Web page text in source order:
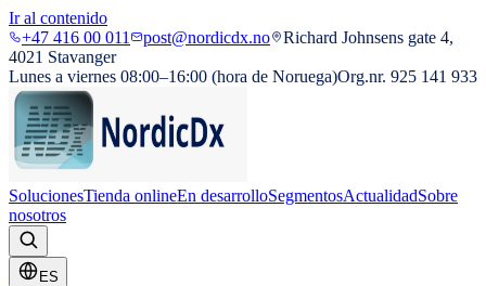
Ir al contenido
+47 416 00 011
post@nordicdx.no
Richard Johnsens gate 4,
4021 Stavanger
Lunes a viernes 08:00–16:00 (hora de Noruega)Org.nr. 925 141 933
SolucionesTienda onlineEn desarrolloSegmentosActualidadSobre
nosotros
ES